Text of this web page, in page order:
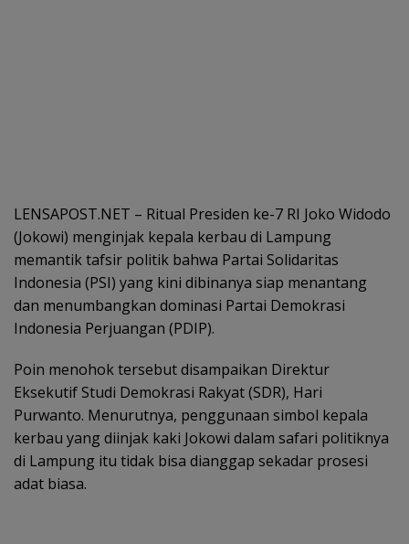
LENSAPOST.NET – Ritual Presiden ke-7 RI Joko Widodo
(Jokowi) menginjak kepala kerbau di Lampung
memantik tafsir politik bahwa Partai Solidaritas
Indonesia (PSI) yang kini dibinanya siap menantang
dan menumbangkan dominasi Partai Demokrasi
Indonesia Perjuangan (PDIP).
Poin menohok tersebut disampaikan Direktur
Eksekutif Studi Demokrasi Rakyat (SDR), Hari
Purwanto. Menurutnya, penggunaan simbol kepala
kerbau yang diinjak kaki Jokowi dalam safari politiknya
di Lampung itu tidak bisa dianggap sekadar prosesi
adat biasa.